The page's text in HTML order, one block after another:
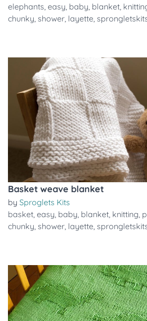
elephants, easy, baby, blanket,
chunky, shower, layette,
Basket weave blanket
by Sproglets Kits
basket, easy, baby, blanket, knitting,
chunky, shower, layette,